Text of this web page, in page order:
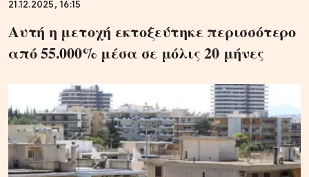
21.12.2025, 16:15
Αυτή η μετοχή εκτοξεύτηκε περισσότερο
από 55.000% μέσα σε μόλις 20 μήνες